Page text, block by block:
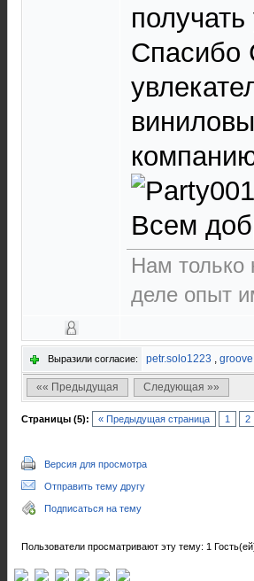
Спасибо
Всем
Нам только
деле опыт
Выразили согласие: petr.solo1223 , groove
«« Предыдущая Следующая »»
Страницы (5): « Предыдущая страница 1 2
Версия для просмотра
Отправить тему другу
Подписаться на тему
Пользователи просматривают эту тему: 1